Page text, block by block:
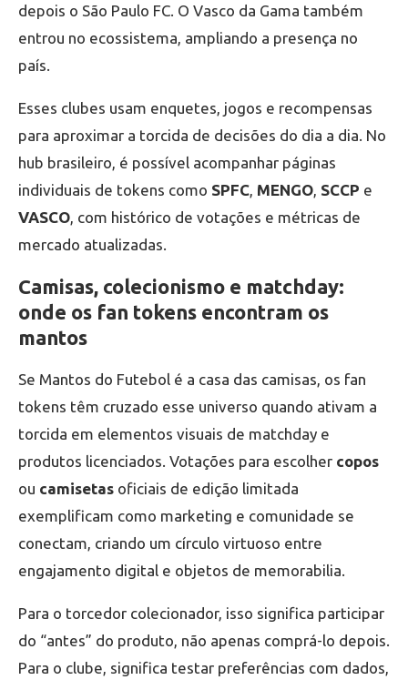
depois o São Paulo FC. O Vasco da Gama também
entrou no ecossistema, ampliando a presença no
país.
Esses clubes usam enquetes, jogos e recompensas
para aproximar a torcida de decisões do dia a dia. No
hub brasileiro, é possível acompanhar páginas
individuais de tokens como SPFC, MENGO, SCCP e
VASCO, com histórico de votações e métricas de
mercado atualizadas.
Camisas, colecionismo e matchday:
onde os fan tokens encontram os
mantos
Se Mantos do Futebol é a casa das camisas, os fan
tokens têm cruzado esse universo quando ativam a
torcida em elementos visuais de matchday e
produtos licenciados. Votações para escolher copos
ou camisetas oficiais de edição limitada
exemplificam como marketing e comunidade se
conectam, criando um círculo virtuoso entre
engajamento digital e objetos de memorabilia.
Para o torcedor colecionador, isso significa participar
do “antes” do produto, não apenas comprá-lo depois.
Para o clube, significa testar preferências com dados,